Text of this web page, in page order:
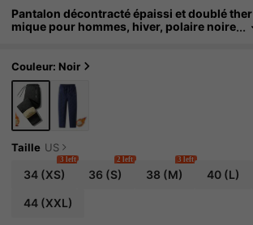
Pantalon décontracté épaissi et doublé ther
mique pour hommes, hiver, polaire noire
Couleur: Noir
Taille US
34(XS)
3 left
36 (S)
2 left
38 (M)
3 left
40(L)
44(XXL)